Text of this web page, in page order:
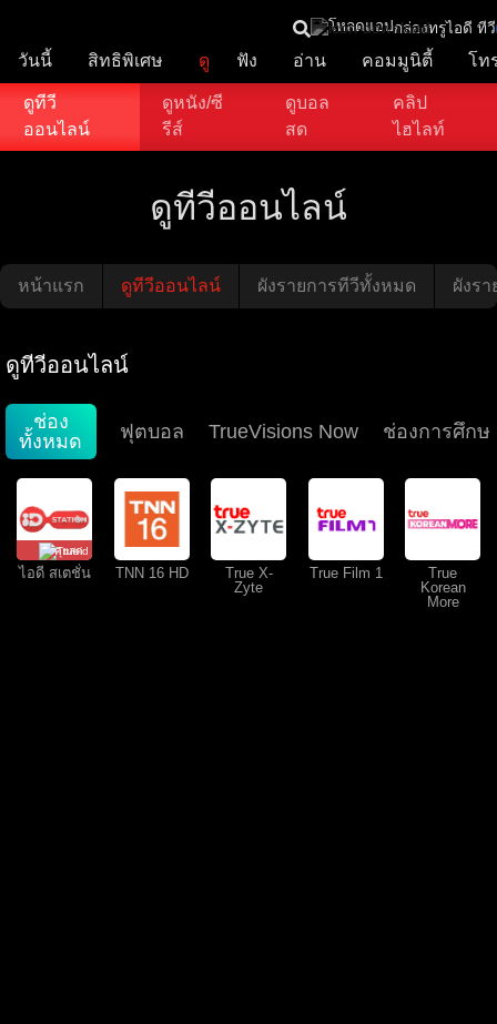
โหลดแอปกล่องทรูไอดี ทีวี
วันนี้ สิทธิพิเศษ ดู ฟัง อ่าน คอมมูนิตี้ โท
ดูทีวี
ออนไลน์
ดูหนัง/ซี
รีส์
ดูบอล
สด
คลิป
ไฮไลท์
ดูทีวีออนไลน์
หน้าแรก ดูทีวีออนไลน์ ผังรายการทีวีทั้งหมด ผังร
ดูทีวีออนไลน์
ช่อง
ทั้งหมด
ฟุตบอล TrueVisions Now ช่องการศึกษ
คุยสด
ไอดี สเตชั่น TNN 16 HD
True X-
Zyte
True Film 1
True
Korean
More